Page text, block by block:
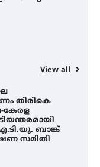
View all
തിരികെ
കേരള
ബാങ്ക്
സമിതി